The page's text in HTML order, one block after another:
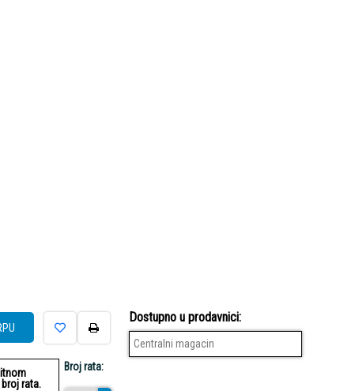
rata.
Broj rata:
Dostupno u prodavnici:
Centralni magacin